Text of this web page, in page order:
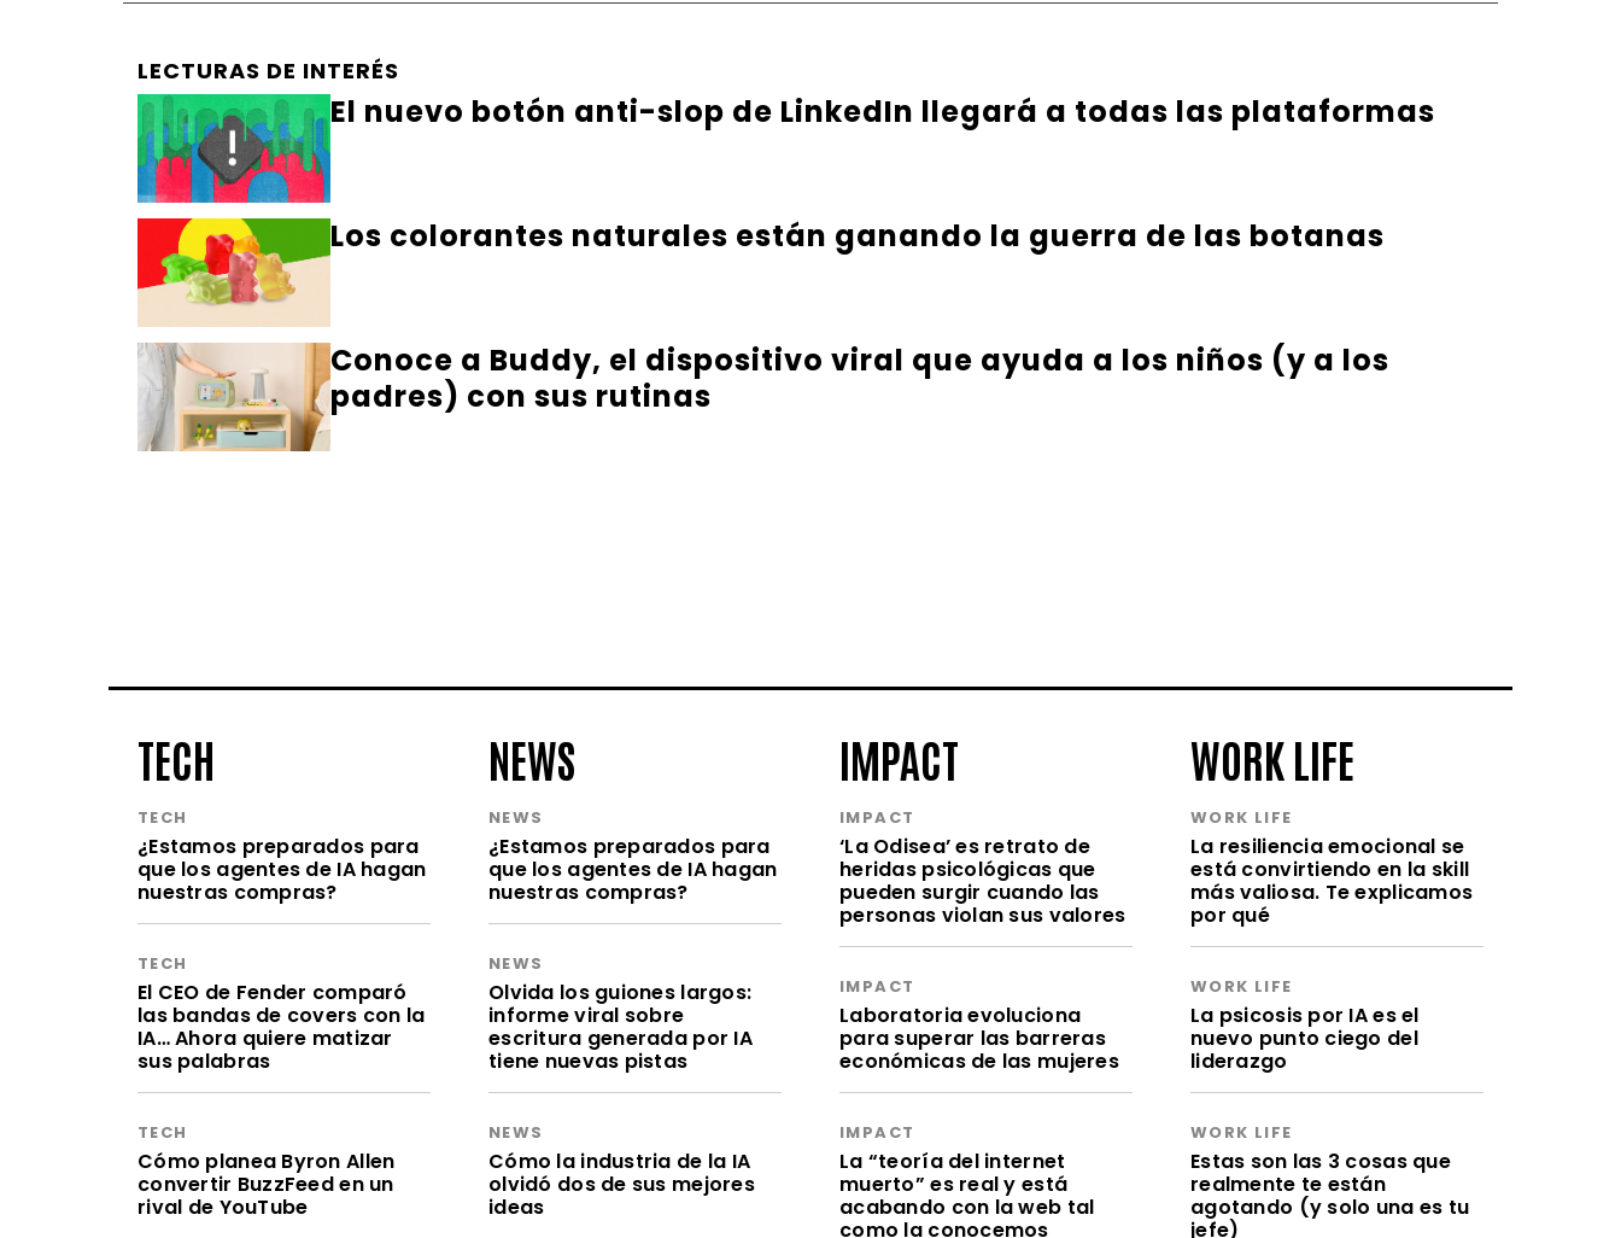
LECTURAS DE INTERÉS
El nuevo botón anti-slop de LinkedIn llegará a todas las plataformas
Los colorantes naturales están ganando la guerra de las botanas
Conoce a Buddy, el dispositivo viral que ayuda a los niños (y a los
padres) con sus rutinas
TECH
TECH
¿Estamos preparados para
que los agentes de IA hagan
nuestras compras?
TECH
El CEO de Fender comparó
las bandas de covers con la
IA… Ahora quiere matizar
sus palabras
TECH
Cómo planea Byron Allen
convertir BuzzFeed en un
rival de YouTube
NEWS
NEWS
¿Estamos preparados para
que los agentes de IA hagan
nuestras compras?
NEWS
Olvida los guiones largos:
informe viral sobre
escritura generada por IA
tiene nuevas pistas
NEWS
Cómo la industria de la IA
olvidó dos de sus mejores
ideas
IMPACT
IMPACT
‘La Odisea’ es retrato de
heridas psicológicas que
pueden surgir cuando las
personas violan sus valores
IMPACT
Laboratoria evoluciona
para superar las barreras
económicas de las mujeres
IMPACT
La “teoría del internet
muerto” es real y está
acabando con la web tal
como la conocemos
WORK LIFE
WORK LIFE
La resiliencia emocional se
está convirtiendo en la skill
más valiosa. Te explicamos
por qué
WORK LIFE
La psicosis por IA es el
nuevo punto ciego del
liderazgo
WORK LIFE
Estas son las 3 cosas que
realmente te están
agotando (y solo una es tu
jefe)